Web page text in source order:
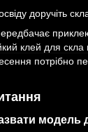
доручіть
клей для скла
потрібно
модель